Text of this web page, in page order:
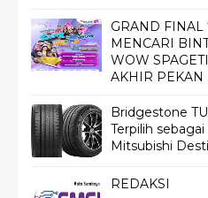
GRAND FINAL
MENCARI
WOW
AKHIR PEKAN
Bridgestone
Terpilih
Mitsubishi
REDAKSI